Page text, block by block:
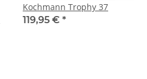
Kochmann Trophy 37
119,95 € *